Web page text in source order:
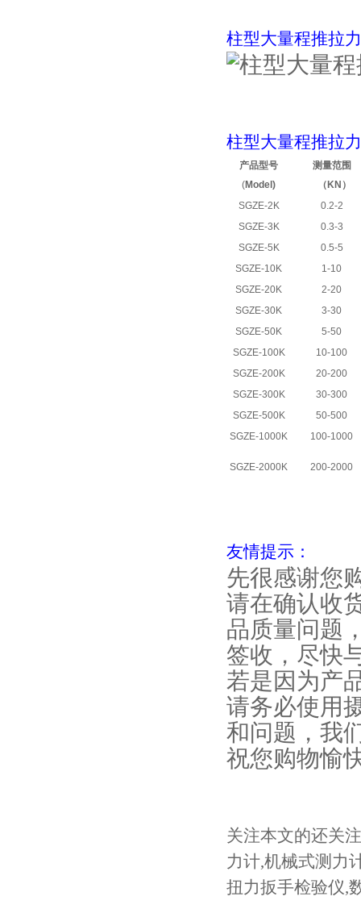
柱型大量程推拉
柱型大量程推拉
产品型号
(Model)
测量范围
（ KN ）
SGZE-2K
0.2-2
SGZE-3K
0.3-3
SGZE-5K
0.5-5
SGZE-10K
1-10
SGZE-20K
2-20
SGZE-30K
3-30
SGZE-50K
5-50
SGZE-100K
10-100
SGZE-200K
20-200
SGZE-300K
30-300
SGZE-500K
50-500
SGZE-1000K
100-1000
SGZE-2000K 200-2000
友情提示：
先很感谢您
请在确认收
品质量问题
签收，尽快
若是因为产
请务必使用
和问题，我
祝您购物愉
关注本文的还关
力计,机械式测力
扭力扳手检验仪,